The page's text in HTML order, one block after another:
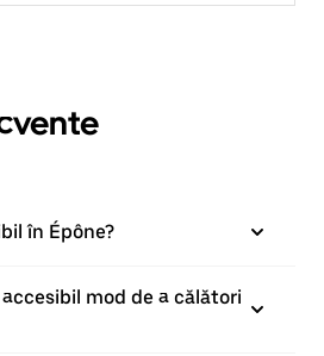
în Épône?
mod de a călători